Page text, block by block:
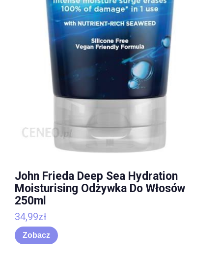
John Frieda Deep Sea Hydration
Moisturising Odżywka Do Włosów
250ml
34,99zł
Zobacz